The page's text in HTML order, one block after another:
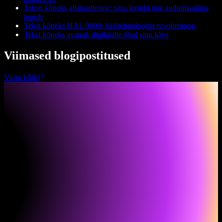
Teksti kõneks allalaadimine: sinu teejuht uue audiomaailma
juurde
Tekst kõneks HAL 9000: häältehnoloogia revolutsioon
Tekst kõneks avatud: digihäälte jõud sinu käes
Viimased blogipostitused
Vaata kõiki